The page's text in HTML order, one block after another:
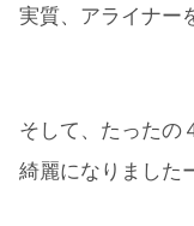
実質、アライナー
そして、たったの
綺麗になりました